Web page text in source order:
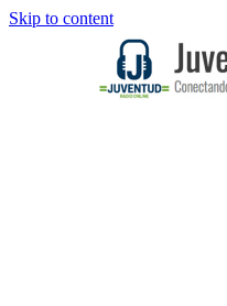
Skip to content